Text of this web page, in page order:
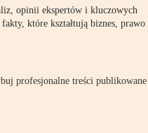
opinii ekspertów i kluczowych
które kształtują biznes, prawo
profesjonalne treści publikowane